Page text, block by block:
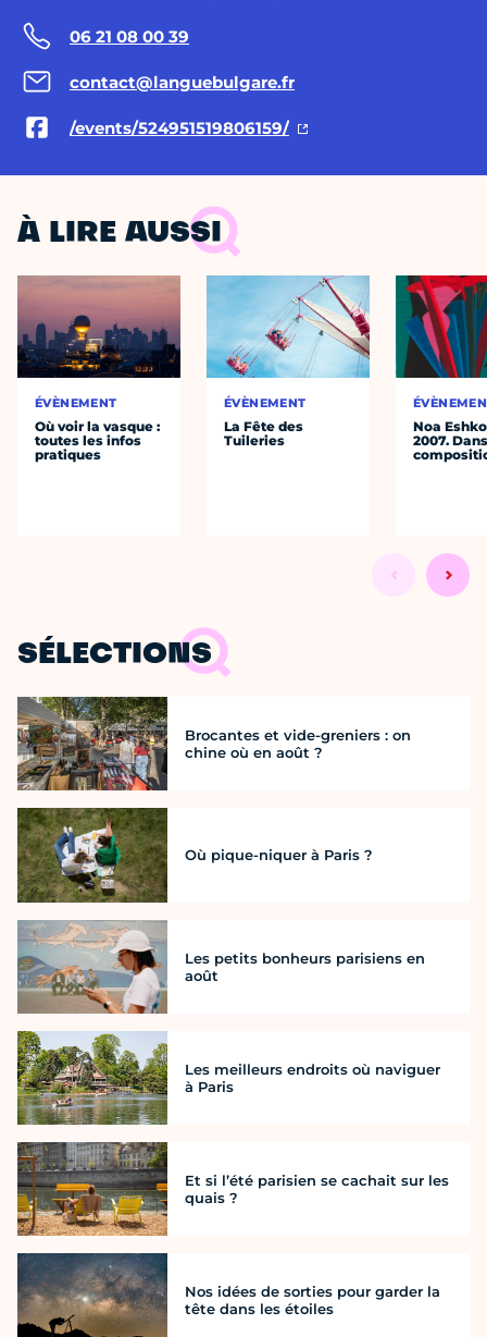
06 21 08 00 39
contact@languebulgare.fr
/events/524951519806159/
À LIRE AUSSI
ÉVÈNEMENT
Où voir la vasque :
toutes les infos
pratiques
ÉVÈNEMENT
La Fête des
Tuileries
Noa
2007.
SÉLECTIONS
Brocantes et vide-greniers : on
chine où en août ?
Où pique-niquer à Paris ?
Les petits bonheurs parisiens en
août
Les meilleurs endroits où naviguer
à Paris
Et si l’été parisien se cachait sur les
quais ?
Nos idées de sorties pour garder la
tête dans les étoiles